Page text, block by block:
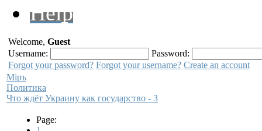
Help
Welcome, Guest
Username:
Password:
Forgot your password? Forgot your username? Create an account
Мiръ
Политика
Что ждёт Украину как государство - 3
Page: